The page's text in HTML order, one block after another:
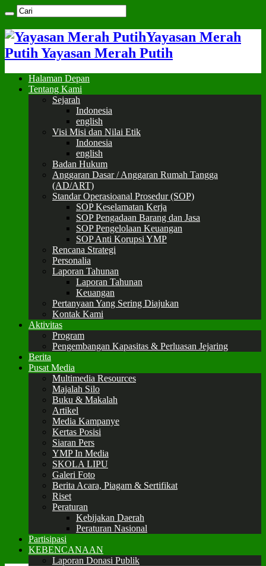
Yayasan Merah
Putih Yayasan Merah Putih
Halaman Depan
Tentang Kami
Sejarah
Indonesia
english
Visi Misi dan Nilai Etik
Indonesia
english
Badan Hukum
Anggaran Dasar / Anggaran Rumah Tangga
(AD/ART)
Standar Operasioanal Prosedur (SOP)
SOP Keselamatan Kerja
SOP Pengadaan Barang dan Jasa
SOP Pengelolaan Keuangan
SOP Anti Korupsi YMP
Rencana Strategi
Personalia
Laporan Tahunan
Laporan Tahunan
Keuangan
Pertanyaan Yang Sering Diajukan
Kontak Kami
Aktivitas
Program
Pengembangan Kapasitas & Perluasan Jejaring
Berita
Pusat Media
Multimedia Resources
Majalah Silo
Buku & Makalah
Artikel
Media Kampanye
Kertas Posisi
Siaran Pers
YMP In Media
SKOLA LIPU
Galeri Foto
Berita Acara, Piagam & Sertifikat
Riset
Peraturan
Kebijakan Daerah
Peraturan Nasional
Partisipasi
KEBENCANAAN
Laporan Donasi Publik